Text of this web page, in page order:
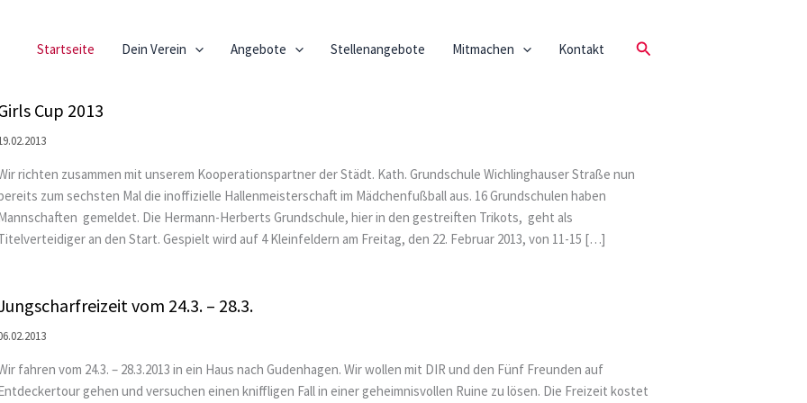
Startseite Dein Verein Angebote Stellenangebote Mitmachen Kontakt Suchen
Cup 2013
richten zusammen mit unserem Kooperationspartner der Städt. Kath. Grundschule Wichlinghauser Straße nun
zum sechsten Mal die inoffizielle Hallenmeisterschaft im Mädchenfußball aus. 16 Grundschulen haben
gemeldet. Die Hermann-Herberts Grundschule, hier in den gestreiften Trikots, geht als
an den Start. Gespielt wird auf 4 Kleinfeldern am Freitag, den 22. Februar 2013, von 11-15 […]
vom 24.3. – 28.3.
fahren vom 24.3. – 28.3.2013 in ein Haus nach Gudenhagen. Wir wollen mit DIR und den Fünf Freunden auf
gehen und versuchen einen kniffligen Fall in einer geheimnisvollen Ruine zu lösen. Die Freizeit kostet